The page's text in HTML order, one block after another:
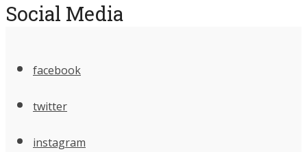
Social Media
facebook
twitter
instagram